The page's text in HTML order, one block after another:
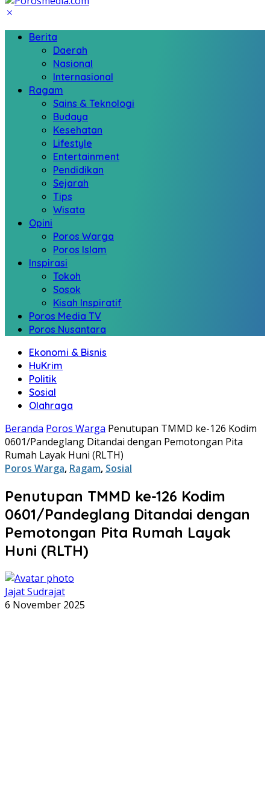
Berita
Daerah
Nasional
Internasional
Ragam
Sains & Teknologi
Budaya
Kesehatan
Lifestyle
Entertainment
Pendidikan
Sejarah
Tips
Wisata
Opini
Poros Warga
Poros Islam
Inspirasi
Tokoh
Sosok
Kisah Inspiratif
Poros Media TV
Poros Nusantara
Ekonomi & Bisnis
HuKrim
Politik
Sosial
Olahraga
Beranda Poros Warga Penutupan TMMD ke-126 Kodim
0601/Pandeglang Ditandai dengan Pemotongan Pita
Rumah Layak Huni (RLTH)
Poros Warga, Ragam, Sosial
Penutupan TMMD ke-126 Kodim
0601/Pandeglang Ditandai dengan
Pemotongan Pita Rumah Layak
Huni (RLTH)
Jajat Sudrajat
6 November 2025